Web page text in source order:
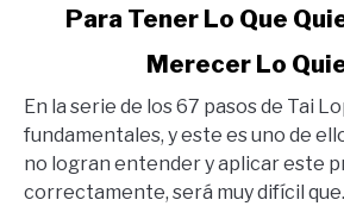
Tener
Lo
Que
Quieres
Para Tener Lo Que
Merecer Lo
En la serie de los 67 pasos de Tai
fundamentales, y este es uno de
no logran entender y aplicar este
correctamente, será muy difícil